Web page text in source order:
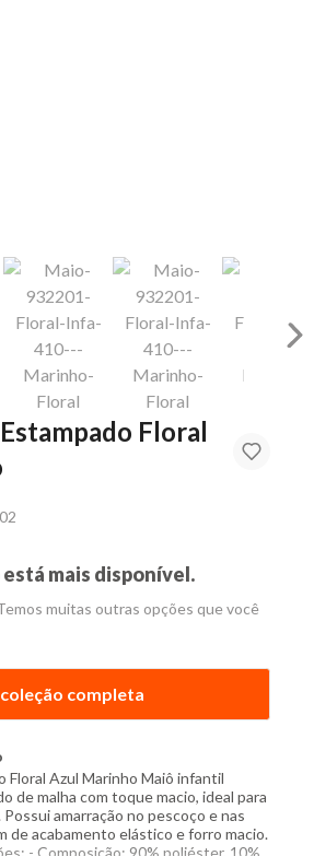
Floral
mais disponível.
muitas outras opções que você
completa
Floral Azul Marinho Maiô infantil
de malha com toque macio, ideal para
amarração no pescoço e nas
de acabamento elástico e forro macio.
- Composição: 90% poliéster, 10%